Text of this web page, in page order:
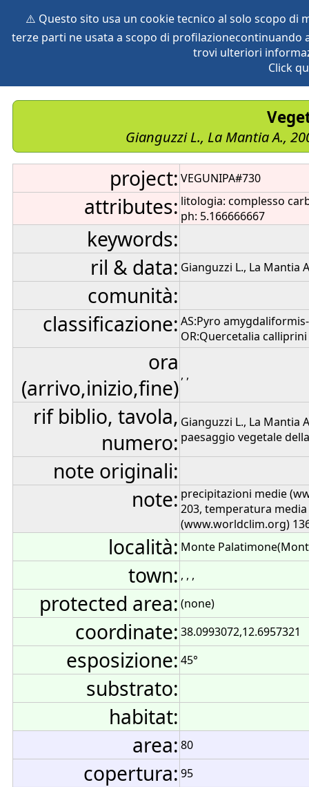
⚠️ Questo sito usa un cookie tecnico al solo scopo di
terze parti ne usata a scopo di
trovi ulteriori
Click
vegetation global db
Gianguzzi L., La Mantia A.,
project: VEGUNIPA#730
attributes: litologia: complesso
ph: 5.166666667
keywords:
ril & data: Gianguzzi L., La Mantia
comunità:
classificazione: AS:Pyro
OR:Quercetalia
ora
(arrivo,inizio,fine), ,
rif biblio, tavola,
numero:
Gianguzzi L., La Mantia
paesaggio vegetale
note originali:
note: precipitazioni medie
203, temperatura
(www.worldclim.org)
località: Monte
town: , , ,
protected area: (none)
coordinate: 38.0993072,12.6957321
esposizione: 45°
substrato:
habitat:
area: 80
copertura: 95